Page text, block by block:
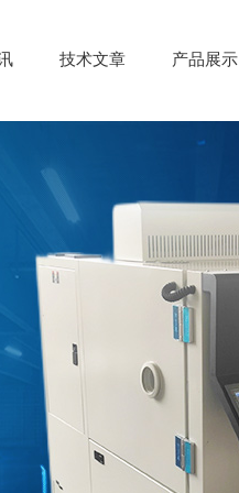
技术文章 产品展示